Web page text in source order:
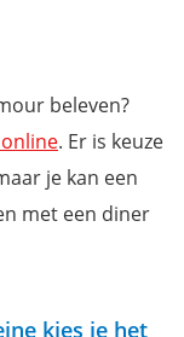
beleven?
. Er is keuze
je kan een
met een diner
kies je het